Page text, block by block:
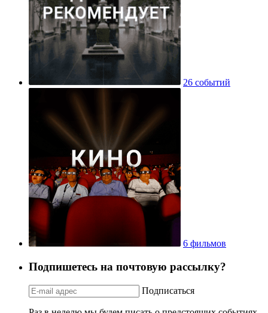
26 событий
6 фильмов
Подпишетесь на почтовую рассылку?
Подписаться